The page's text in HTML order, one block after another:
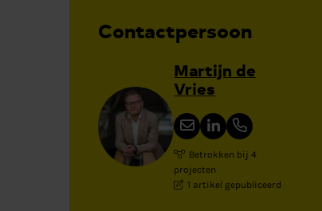
Contactpersoon
Martijn de
Vries
Betrokken bij 4
projecten
1 artikel gepubliceerd